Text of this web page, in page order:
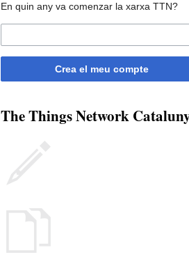
En quin any va comenzar la xarxa TTN?
Crea el meu compte
The Things Network